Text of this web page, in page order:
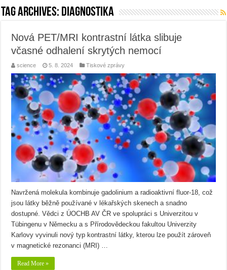
Tag Archives: diagnostika
Nová PET/MRI kontrastní látka slibuje
včasné odhalení skrytých nemocí
science 5. 8. 2024 Tiskové zprávy
Navržená molekula kombinuje gadolinium a radioaktivní fluor-18, což
jsou látky běžně používané v lékařských skenech a snadno
dostupné. Vědci z ÚOCHB AV ČR ve spolupráci s Univerzitou v
Tübingenu v Německu a s Přírodovědeckou fakultou Univerzity
Karlovy vyvinuli nový typ kontrastní látky, kterou lze použít zároveň
v magnetické rezonanci (MRI) …
Read More »